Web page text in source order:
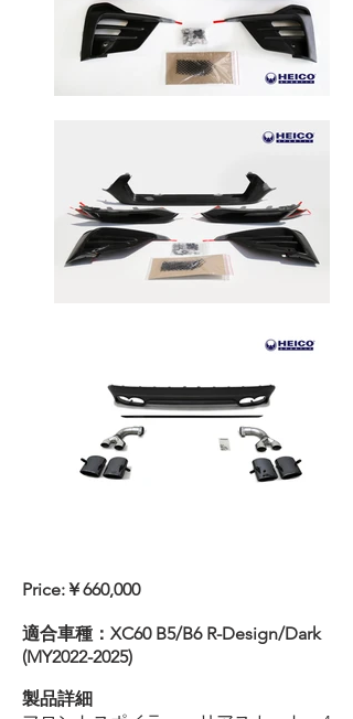
Price:￥660,000
適合車種：XC60 B5/B6 R-Design/Dark
(MY2022-2025)
製品詳細